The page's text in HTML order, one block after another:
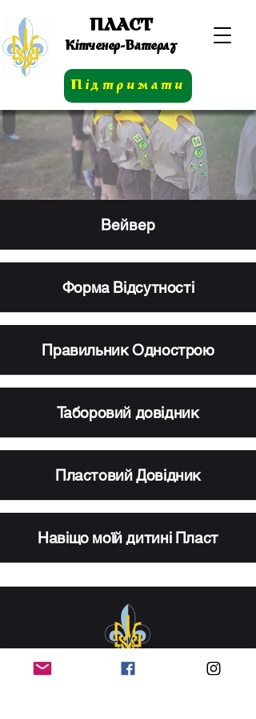
ПЛАСТ
Кітченер-Ватерлу
Підтримати
Вейвер
Форма Відсутності
Правильник Однострою
Таборовий довідник
Пластовий Довідник
Навіщо моїй дитині Пласт